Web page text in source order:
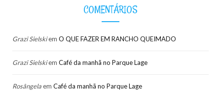
COMENTÁRIOS
Grazi Sielskiem O QUE FAZER EM RANCHO QUEIMADO
Grazi Sielskiem Café da manhã no Parque Lage
Rosângelaem Café da manhã no Parque Lage